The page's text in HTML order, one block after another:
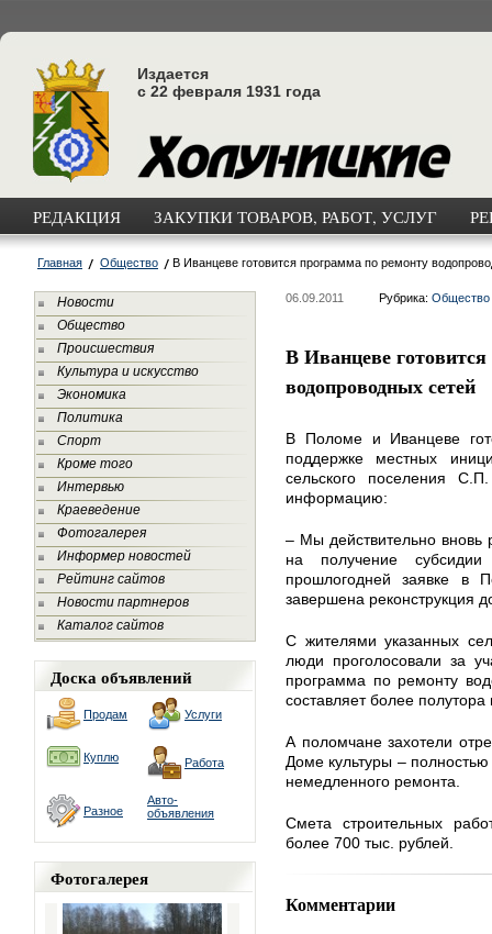
Издается
с 22 февраля 1931 года
РЕДАКЦИЯ ЗАКУПКИ ТОВАРОВ, РАБОТ, УСЛУГ
Главная Общество В Иванцеве готовится программа по ремонту
Новости
Общество
Происшествия
Культура и искусство
Экономика
Политика
Спорт
Кроме того
Интервью
Краеведение
Фотогалерея
Информер новостей
Рейтинг сайтов
Новости партнеров
Каталог сайтов
Доска объявлений
Продам Услуги
Куплю Работа
Разное
Авто-
объявления
Фотогалерея
06.09.2011 Рубрика: Общество
В Иванцеве
водопроводных сетей
В Поломе и Иванцеве
поддержке местных
сельского поселения
информацию:
– Мы действительно вновь
на получение
прошлогодней заявке в
завершена реконструкция
С жителями указанных
люди проголосовали за
программа по ремонту
составляет более
А поломчане захотели
Доме культуры –
немедленного ремонта.
Смета строительных
более 700 тыс. рублей.
Комментарии